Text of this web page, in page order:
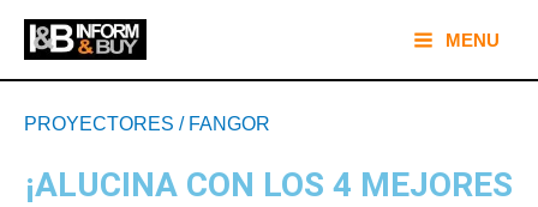
contenido
Main
Menu
MENU
PROYECTORES / FANGOR
¡ALUCINA CON LOS 4 MEJORES
de